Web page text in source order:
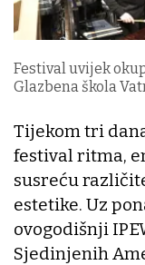
Festival uvijek
Glazbena škola
Tijekom tri
festival ritma,
susreću
estetike. Uz
ovogodišnji
Sjedinjenih